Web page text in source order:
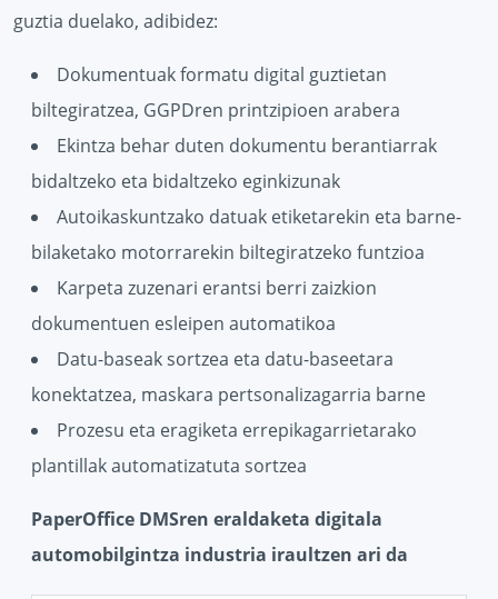
guztia duelako, adibidez:
Dokumentuak formatu digital guztietan
biltegiratzea, GGPDren printzipioen arabera
Ekintza behar duten dokumentu berantiarrak
bidaltzeko eta bidaltzeko eginkizunak
Autoikaskuntzako datuak etiketarekin eta barne-
bilaketako motorrarekin biltegiratzeko funtzioa
Karpeta zuzenari erantsi berri zaizkion
dokumentuen esleipen automatikoa
Datu-baseak sortzea eta datu-baseetara
konektatzea, maskara pertsonalizagarria barne
Prozesu eta eragiketa errepikagarrietarako
plantillak automatizatuta sortzea
PaperOffice DMSren eraldaketa digitala
automobilgintza industria iraultzen ari da